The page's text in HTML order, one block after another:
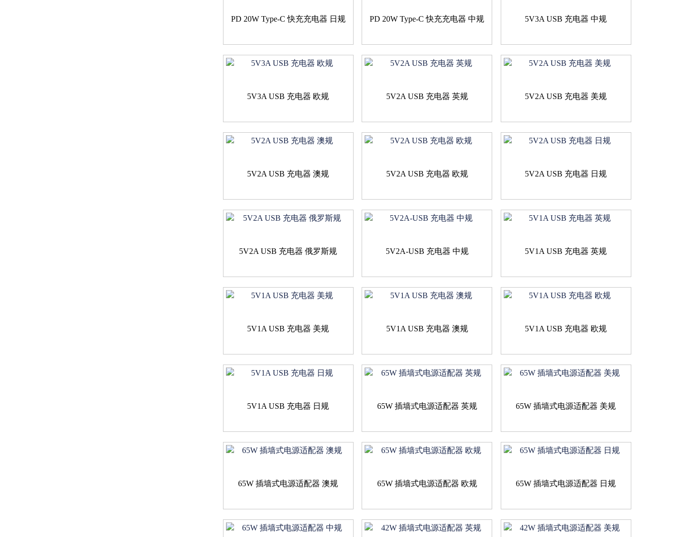
PD 20W Type-C 快充充电器 日规 PD 20W Type-C 快充充电器 中规 5V3A USB 充电器 中规
5V3A USB 充电器 欧规 5V2A USB 充电器 英规 5V2A USB 充电器 美规
5V2A USB 充电器 澳规 5V2A USB 充电器 欧规 5V2A USB 充电器 日规
5V2A USB 充电器 俄罗斯规 5V2A-USB 充电器 中规 5V1A USB 充电器 英规
5V1A USB 充电器 美规 5V1A USB 充电器 澳规 5V1A USB 充电器 欧规
5V1A USB 充电器 日规 65W 插墙式电源适配器 英规 65W 插墙式电源适配器 美规
65W 插墙式电源适配器 澳规 65W 插墙式电源适配器 欧规 65W 插墙式电源适配器 日规